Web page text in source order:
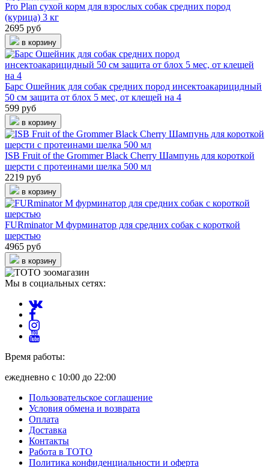
Pro Plan сухой корм для взрослых собак средних пород
(курица) 3 кг
2695 руб
в корзину
Барс Ошейник для собак средних пород инсектоакарицидный
50 см защита от блох 5 мес, от клещей на 4
599 руб
в корзину
ISB Fruit of the Grommer Black Cherry Шампунь для короткой
шерсти с протеинами шелка 500 мл
2219 руб
в корзину
FURminator M фурминатор для средних собак с короткой
шерстью
4965 руб
в корзину
Мы в социальных сетях:
Время работы:
ежедневно с 10:00 до 22:00
Пользовательское соглашение
Условия обмена и возврата
Оплата
Доставка
Контакты
Работа в ТОТО
Политика конфиденциальности и оферта